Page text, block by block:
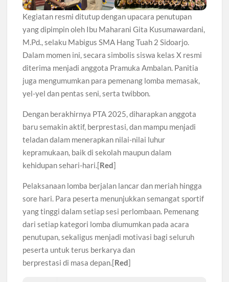
Kegiatan resmi ditutup dengan upacara penutupan
yang dipimpin oleh Ibu Maharani Gita Kusumawardani,
M.Pd., selaku Mabigus SMA Hang Tuah 2 Sidoarjo.
Dalam momen ini, secara simbolis siswa kelas X resmi
diterima menjadi anggota Pramuka Ambalan. Panitia
juga mengumumkan para pemenang lomba memasak,
yel-yel dan pentas seni, serta twibbon.
Dengan berakhirnya PTA 2025, diharapkan anggota
baru semakin aktif, berprestasi, dan mampu menjadi
teladan dalam menerapkan nilai-nilai luhur
kepramukaan, baik di sekolah maupun dalam
kehidupan sehari-hari.[Red]
Pelaksanaan lomba berjalan lancar dan meriah hingga
sore hari. Para peserta menunjukkan semangat sportif
yang tinggi dalam setiap sesi perlombaan. Pemenang
dari setiap kategori lomba diumumkan pada acara
penutupan, sekaligus menjadi motivasi bagi seluruh
peserta untuk terus berkarya dan
berprestasi di masa depan.[Red]